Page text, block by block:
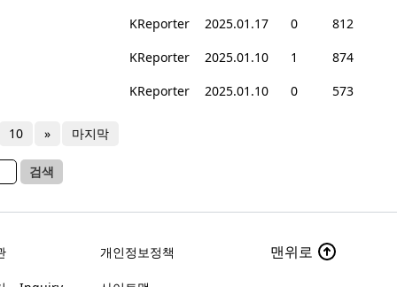
KReporter 2025.01.17 0
812
KReporter 2025.01.10 1
874
KReporter 2025.01.10 0 573
10 » 마지막
검색
개인정보정책 맨위로